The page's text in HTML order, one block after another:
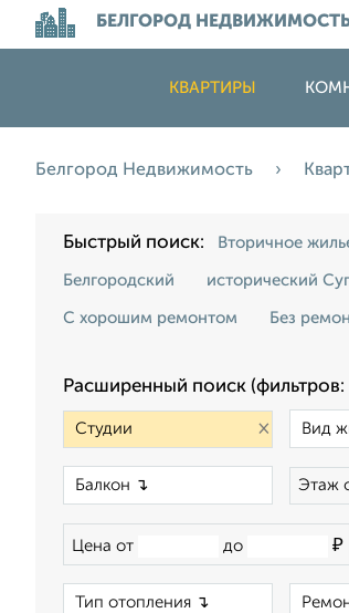
БЕЛГОРОД
КВАРТИРЫ
Белгород Недвижимость
Быстрый поиск: Вторичное
Белгородский исторический
С хорошим ремонтом Без
Расширенный поиск (фильтров:
×
Этаж
Цена от до ₽